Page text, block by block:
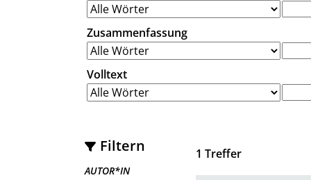
Zusammenfassung
Volltext
Filtern
AUTOR*IN
1 Treffer